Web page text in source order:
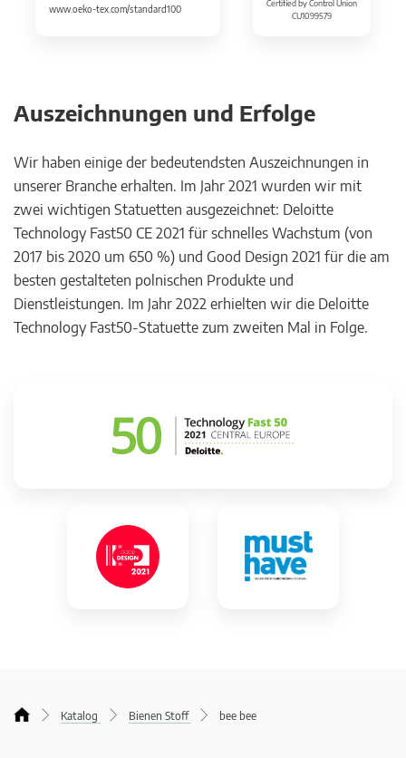
www.oeko-tex.com/standard100
Certified by Control Union
CU1099579
Auszeichnungen und Erfolge
Wir haben einige der bedeutendsten Auszeichnungen in
unserer Branche erhalten. Im Jahr 2021 wurden wir mit
zwei wichtigen Statuetten ausgezeichnet: Deloitte
Technology Fast50 CE 2021 für schnelles Wachstum (von
2017 bis 2020 um 650 %) und Good Design 2021 für die am
besten gestalteten polnischen Produkte und
Dienstleistungen. Im Jahr 2022 erhielten wir die Deloitte
Technology Fast50-Statuette zum zweiten Mal in Folge.
Katalog Bienen Stoff bee bee